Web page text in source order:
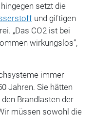
setzt die
und giftigen
„Das CO2 ist bei
wirkungslos“,
immer
Jahren. Sie hätten
Brandlasten der
müssen sowohl die